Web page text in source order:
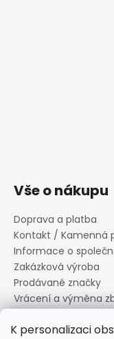
K personalizaci
Vše o nákupu
Doprava a platba
Kontakt / Kamenná
Informace o
Zakázková výroba
Prodávané značky
Vrácení a výměna
Informace o